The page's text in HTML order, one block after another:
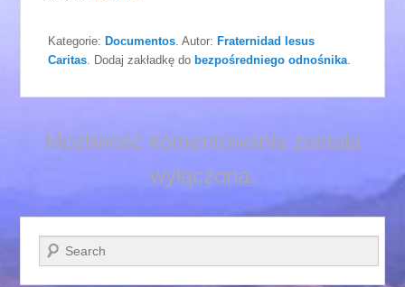
Kategorie:Documentos . Autor:Fraternidad Iesus
Caritas . Dodaj zakładkę do bezpośredniego odnośnika
Możliwość komentowania została
wyłączona.
Szukaj